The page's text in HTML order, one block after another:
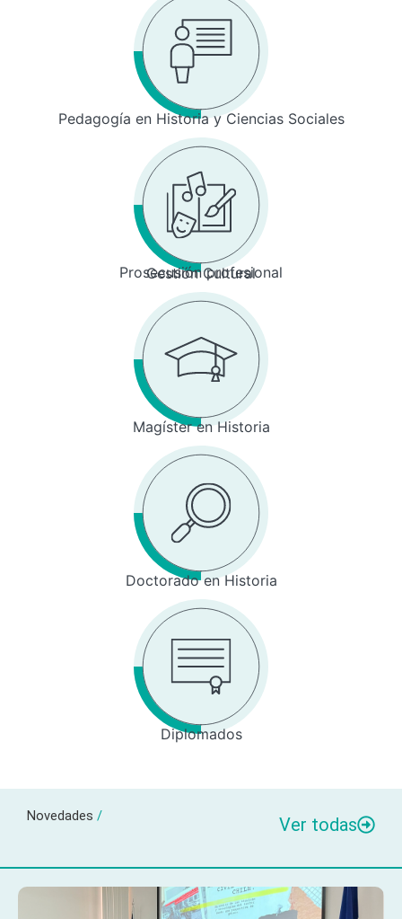
Pedagogía en Historia y Ciencias Sociales
Prosecusión profesional
Gestión Cultural
Magíster en Historia
Doctorado en Historia
Diplomados
Novedades / Ver todas